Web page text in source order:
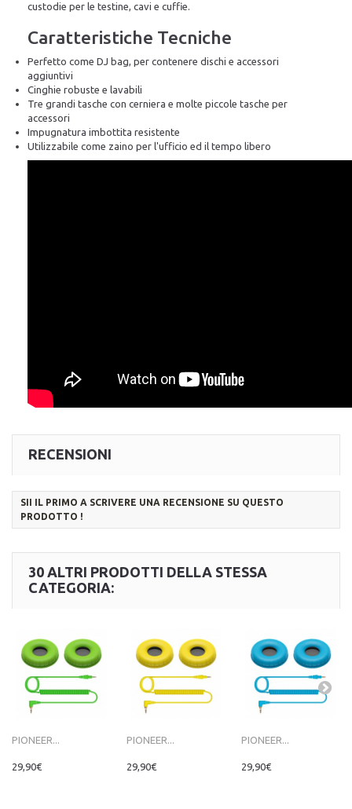
custodie per le testine, cavi e cuffie.
Caratteristiche Tecniche
Perfetto come DJ bag, per contenere dischi e accessori
aggiuntivi
Cinghie robuste e lavabili
Tre grandi tasche con cerniera e molte piccole tasche per
accessori
Impugnatura imbottita resistente
Utilizzabile come zaino per l'ufficio ed il tempo libero
RECENSIONI
SII IL PRIMO A SCRIVERE UNA RECENSIONE SU QUESTO
PRODOTTO !
30 ALTRI PRODOTTI DELLA STESSA
CATEGORIA:
PIONEER...
29,90€
PIONEER...
29,90€
PIONEER...
29,90€